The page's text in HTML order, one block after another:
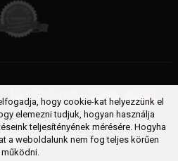
hogy cookie-kat helyezzünk el
elemezni tudjuk, hogyan használja
teljesítényének mérésére. Hogyha
a weboldalunk nem fog teljes körűen
működni.